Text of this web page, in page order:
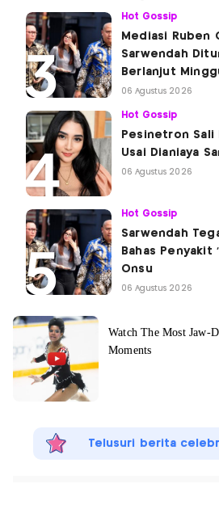
Hot Gossip
Mediasi Ruben
Sarwendah
Berlanjut
06 Agustus 2026
Hot Gossip
Pesinetron Sali
Usai Dianiaya
06 Agustus 2026
Hot Gossip
Sarwendah
Bahas Penyakit
Onsu
06 Agustus 2026
Telusuri berita